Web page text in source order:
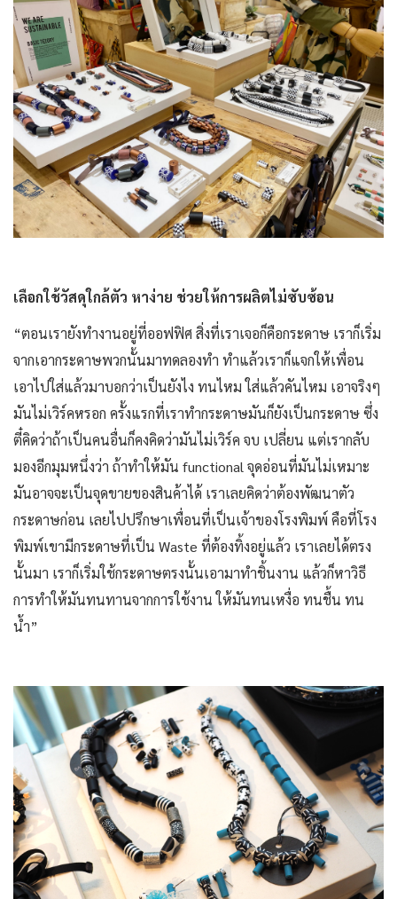
เลือกใช้วัสดุใกล้ตัว หาง่าย ช่วยให้การผลิตไม่ซับซ้อน
“ตอนเรายังทำงานอยู่ที่ออฟฟิศ สิ่งที่เราเจอก็คือกระดาษ เราก็เริ่ม
จากเอากระดาษพวกนั้นมาทดลองทำ ทำแล้วเราก็แจกให้เพื่อน
เอาไปใส่แล้วมาบอกว่าเป็นยังไง ทนไหม ใส่แล้วคันไหม เอาจริงๆ
มันไม่เวิร์คหรอก ครั้งแรกที่เราทำกระดาษมันก็ยังเป็นกระดาษ ซึ่ง
ตี๋คิดว่าถ้าเป็นคนอื่นก็คงคิดว่ามันไม่เวิร์ค จบ เปลี่ยน แต่เรากลับ
มองอีกมุมหนึ่งว่า ถ้าทำให้มัน functional จุดอ่อนที่มันไม่เหมาะ
มันอาจจะเป็นจุดขายของสินค้าได้ เราเลยคิดว่าต้องพัฒนาตัว
กระดาษก่อน เลยไปปรึกษาเพื่อนที่เป็นเจ้าของโรงพิมพ์ คือที่โรง
พิมพ์เขามีกระดาษที่เป็น Waste ที่ต้องทิ้งอยู่แล้ว เราเลยได้ตรง
นั้นมา เราก็เริ่มใช้กระดาษตรงนั้นเอามาทำชิ้นงาน แล้วก็หาวิธี
การทำให้มันทนทานจากการใช้งาน ให้มันทนเหงื่อ ทนชื้น ทน
น้ำ”